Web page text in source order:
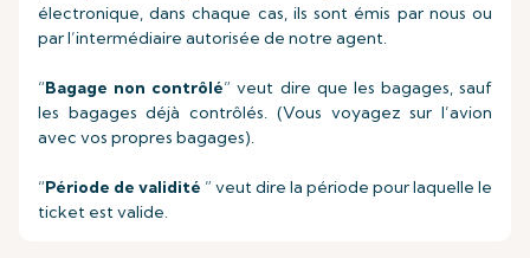
électronique, dans chaque cas, ils sont émis par nous ou
par l’intermédiaire autorisée de notre agent.
“Bagage non contrôlé” veut dire que les bagages, sauf
les bagages déjà contrôlés. (Vous voyagez sur l’avion
avec vos propres bagages).
“Période de validité ” veut dire la période pour laquelle le
ticket est valide.